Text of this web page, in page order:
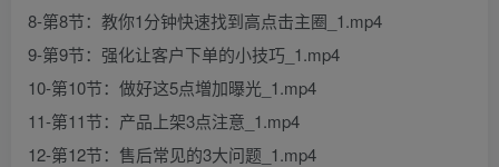
8-第8节：教你1分钟快速找到高点击主圈_1.mp4
9-第9节：强化让客户下单的小技巧_1.mp4
10-第10节：做好这5点増加曝光_1.mp4
11-第11节：产品上架3点注意_1.mp4
12-第12节：售后常见的3大问题_1.mp4